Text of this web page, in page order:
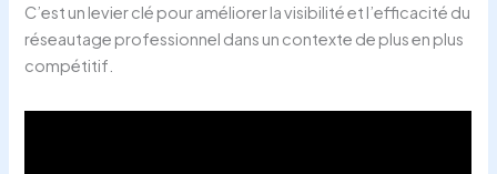
C’est un levier clé pour améliorer la visibilité et l’efficacité du
réseautage professionnel dans un contexte de plus en plus
compétitif.